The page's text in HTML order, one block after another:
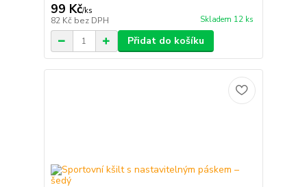
99 Kč/ks
82 Kč bez DPH Skladem 12 ks
Přidat do košíku